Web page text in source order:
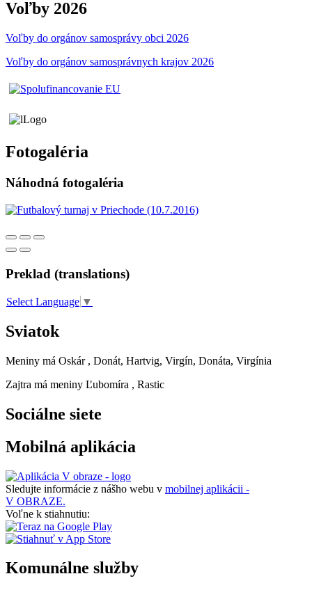
Voľby 2026
Voľby do orgánov samosprávy obci 2026
Voľby do orgánov samosprávnych krajov 2026
Fotogaléria
Náhodná fotogaléria
Preklad (translations)
Select Language ▼
Sviatok
Meniny má Oskár , Donát, Hartvig, Virgín, Donáta, Virgínia
Zajtra má meniny Ľubomíra , Rastic
Sociálne siete
Mobilná aplikácia
Sledujte informácie z nášho webu v mobilnej aplikácii -
V OBRAZE.
Voľne k stiahnutiu:
Komunálne služby